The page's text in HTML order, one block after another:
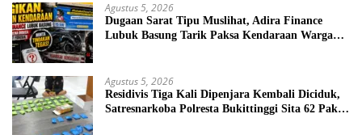
Agustus 5, 2026
Dugaan Sarat Tipu Muslihat, Adira Finance
Lubuk Basung Tarik Paksa Kendaraan Warga
Agustus 5, 2026
Residivis Tiga Kali Dipenjara Kembali Diciduk,
Satresnarkoba Polresta Bukittinggi Sita 62 Paket